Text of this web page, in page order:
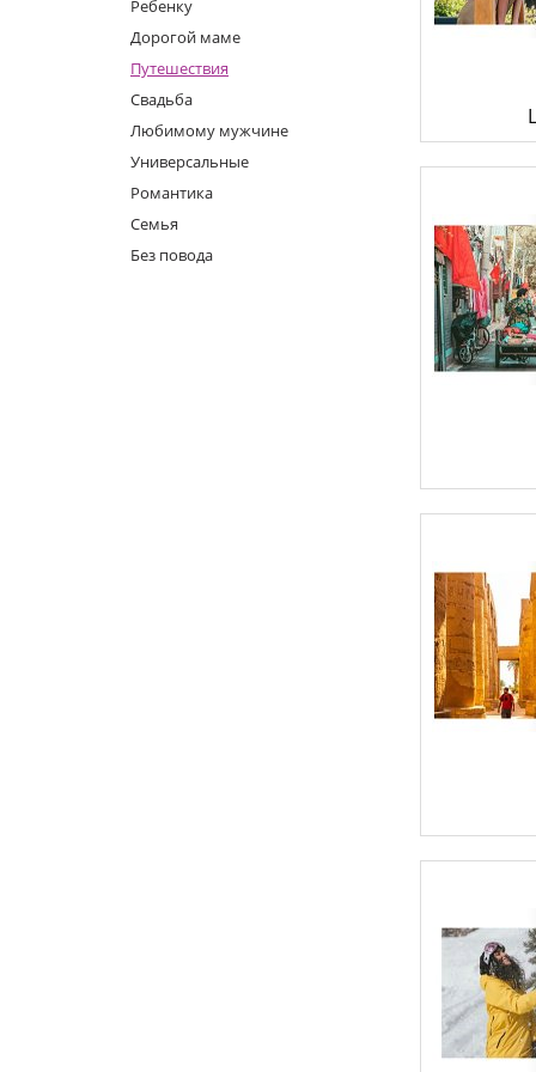
Фотокниги о путешествиях
Выпускные альбомы
Кулинарные книги
Ребенку
Дорогой маме
Путешествия
Свадьба
Любимому мужчине
Универсальные
Романтика
Семья
Без повода